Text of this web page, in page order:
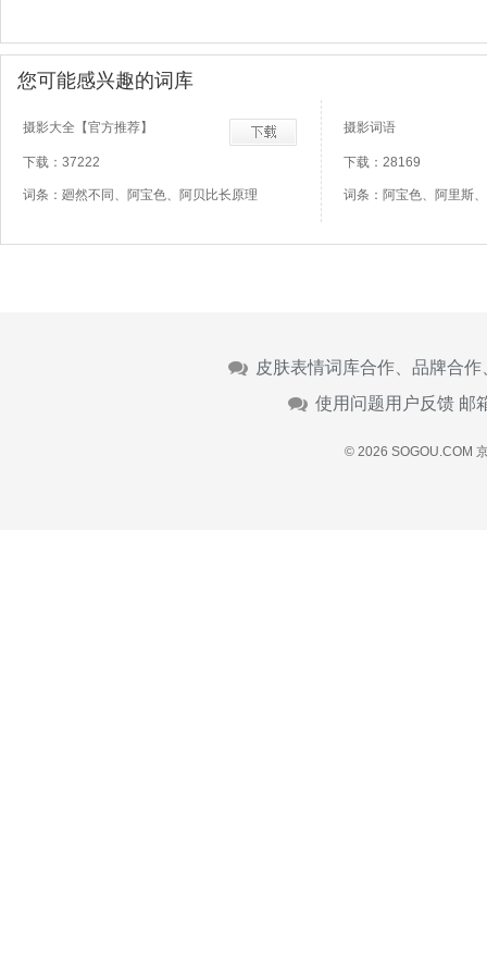
您可能感兴趣的词库
摄影大全【官方推荐】
下载：37222
词条：廻然不同、阿宝色、阿贝比长原理
摄影词语
下载：28169
词条：阿宝色、阿里斯
皮肤表情词库合作、品牌合
使用问题用户反馈 邮
© 2026 SOGOU.COM